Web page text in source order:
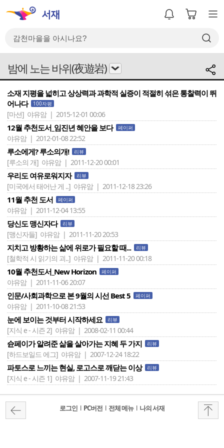
밤에 노는 바위(夜遊岩)
소재 지평을 넓히고 상상력과 과학적 실증이 적절히 섞은 통찰력이 뛰
어나다
100자평
[마션] 야유암 | 2015-12-01 00:06
12월 추천도서_임진년 혜안을 보다 페이퍼
야유암 | 2012-01-08 22:52
루소에게? 루소의개! 리뷰
[루소의 개] 야유암 | 2011-12-20 00:01
우리도 여유로워지자 리뷰
[미국에서 태어난 게 ..] 야유암 | 2011-12-18 23:26
11월 추천 도서 페이퍼
야유암 | 2011-12-04 13:55
당신도 맹신자다 리뷰
[맹신자들] 야유암 | 2011-11-20 20:53
지치고 방황하는 삶에 위로가 필요할 때... 리뷰
[철학적 시 읽기의 괴..] 야유암 | 2011-11-20 00:18
10월 추천도서_New Horizon 페이퍼
야유암 | 2011-11-06 20:07
인문/사회과학으로 본 9월의 시선 Best 5 페이퍼
야유암 | 2011-10-08 21:53
눈에 보이는 것부터 시작하세요 리뷰
[지식 e - 시즌 2] 야유암 | 2008-02-11 00:44
슌페이가 알려준 삶을 살아가는 지혜 두 가지 리뷰
[하드보일드 에그] 야유암 | 2007-12-24 18:22
파토스로 느끼는 현실, 로고스로 깨닫는 이상 리뷰
[지식 e - 시즌 1] 야유암 | 2007-11-19 21:43
로그인 l PC버전 l 전체 메뉴 l 나의 서재